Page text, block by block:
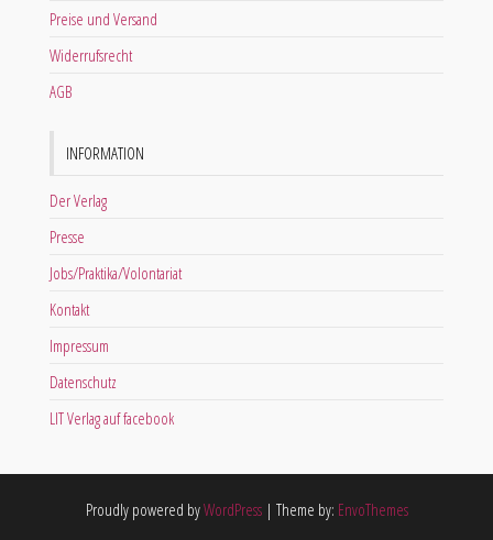
Preise und Versand
Widerrufsrecht
AGB
INFORMATION
Der Verlag
Presse
Jobs/Praktika/Volontariat
Kontakt
Impressum
Datenschutz
LIT Verlag auf facebook
Proudly powered byWordPress | Theme by: EnvoThemes